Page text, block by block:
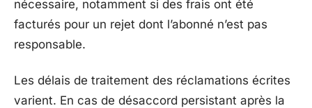
nécessaire, notamment si des frais ont été
facturés pour un rejet dont l’abonné n’est pas
responsable.
Les délais de traitement des réclamations écrites
varient. En cas de désaccord persistant après la